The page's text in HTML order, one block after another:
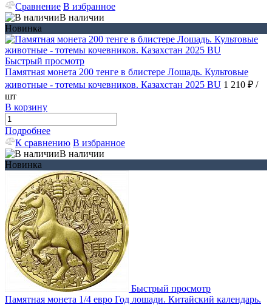
Сравнение В избранное
В наличии
Новинка
Быстрый просмотр
Памятная монета 200 тенге в блистере Лошадь. Культовые
животные - тотемы кочевников. Казахстан 2025 BU 1 210 ₽ /
шт
В корзину
Подробнее
К сравнению В избранное
В наличии
Новинка
Быстрый просмотр
Памятная монета 1/4 евро Год лошади. Китайский календарь.